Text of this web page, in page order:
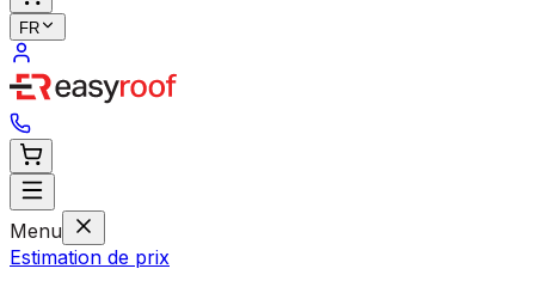
FR
Menu
Estimation de prix